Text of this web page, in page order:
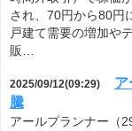
され、70円から80円
戸建て需要の増加や
販…
2025/09/12(09:29)
ア
騰
アールプランナー（